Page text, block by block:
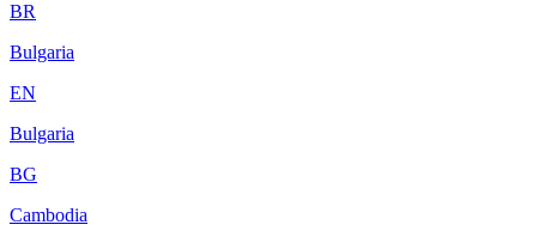
BR
Bulgaria
EN
Bulgaria
BG
Cambodia